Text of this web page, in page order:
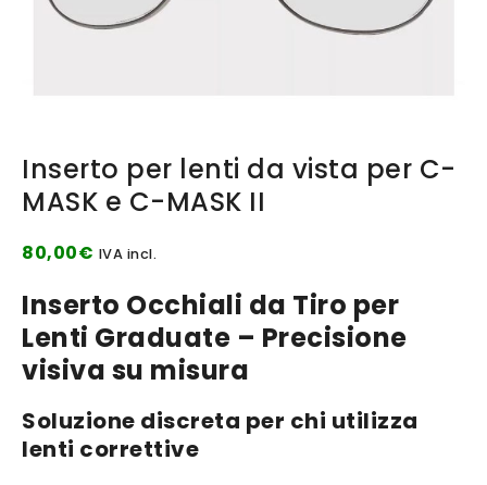
Inserto per lenti da vista per C-
MASK e C-MASK II
80,00€ IVA incl.
Inserto Occhiali da Tiro per
Lenti Graduate – Precisione
visiva su misura
Soluzione discreta per chi utilizza
lenti correttive